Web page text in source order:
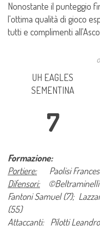
Nonostante il punteggio
l'ottima qualità di gioco
tutti e complimenti
UH EAGLES
SEMENTINA
7
Formazione:
Portiere:Paolisi
Difensori:©Beltraminelli
Fantoni Samuel (7);
(55)
Attaccanti:Pilotti Leandro